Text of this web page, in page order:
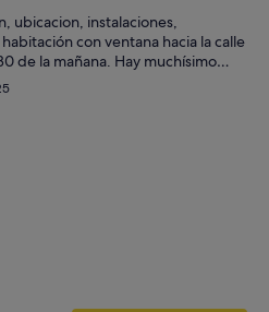
por
persona
ubicacion, instalaciones,
con ventana hacia la calle
de la mañana. Hay muchísimo